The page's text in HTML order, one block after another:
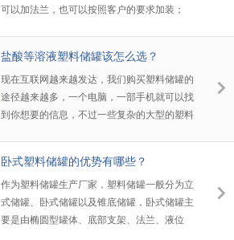
可以加法兰，也可以按照客户的要求加装；
环状加强筋，整体强度高。
盐酸等溶液塑料储罐该怎么选？
现在互联网越来越发达，我们购买塑料储罐的
途径越来越多，一个电脑，一部手机就可以找
到你想要的信息，不过一些复杂的大型的塑料
卧式塑料储罐的优势有哪些？
作为塑料储罐生产厂家，塑料储罐一般分为立
式储罐、卧式储罐以及锥底储罐，卧式储罐主
要是由椭圆型罐体、底部支架、法兰、液位